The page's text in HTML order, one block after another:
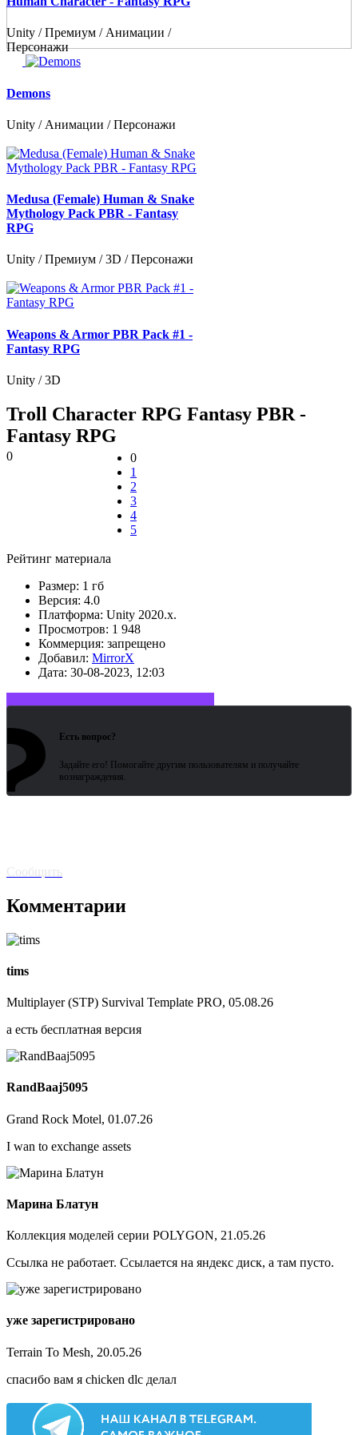
Unity / Премиум / Анимации /
Персонажи
Demons
Unity / Анимации / Персонажи
Medusa (Female) Human & Snake
Mythology Pack PBR - Fantasy
RPG
Unity / Премиум / 3D / Персонажи
Weapons & Armor PBR Pack #1 -
Fantasy RPG
Unity / 3D
Troll Character RPG Fantasy PBR -
Fantasy RPG
0
0
1
2
3
4
5
Рейтинг материала
Размер: 1 гб
Версия: 4.0
Платформа: Unity 2020.x.
Просмотров: 1 948
Коммерция: запрещено
Добавил: MirrorX
Дата: 30-08-2023, 12:03
Есть вопрос?
Задайте его! Помогайте другим пользователям и получайте
вознаграждения.
Сообщить
Комментарии
tims
Multiplayer (STP) Survival Template PRO, 05.08.26
а есть бесплатная версия
RandBaaj5095
Grand Rock Motel, 01.07.26
I wan to exchange assets
Марина Блатун
Коллекция моделей серии POLYGON, 21.05.26
Ссылка не работает. Ссылается на яндекс диск, а там пусто.
уже зарегистрировано
Terrain To Mesh, 20.05.26
спасибо вам я chicken dlc делал